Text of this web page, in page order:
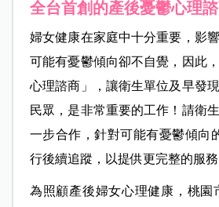
全台首創的產後憂鬱心理
婦女健康在家庭中十分重要，影
可能有憂鬱傾向卻不自覺，因此
心理諮商」，讓衛生單位及早發
民眾，是非常重要的工作！請衛
一步合作，針對可能有憂鬱傾向
行後續追蹤，以提供更完整的服務
為照顧產後婦女心理健康，桃園